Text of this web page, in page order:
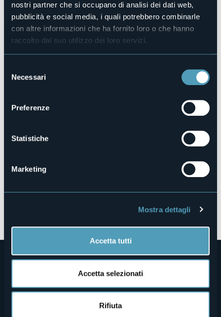
nostri partner che si occupano di analisi dei dati web,
pubblicità e social media, i quali potrebbero combinarle
con altre informazioni che ha fornito loro o che hanno
raccolto dal suo utilizzo dei loro servizi.
delNecessari
Preferenze
Statistiche
Marketing
Mostra dettagli
Accetta tutti
Accetta selezionati
Rifiuta
+39 340 6697762 / +39 320 0715282
Codice CIR
103050-CIM-00006
28887 - Omegna (VB)